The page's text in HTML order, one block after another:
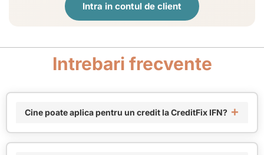
Intra in contul de client
Intrebari frecvente
Cine poate aplica pentru un credit la CreditFix IFN?